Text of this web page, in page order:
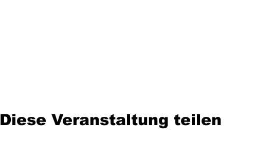
Diese Veranstaltung teilen